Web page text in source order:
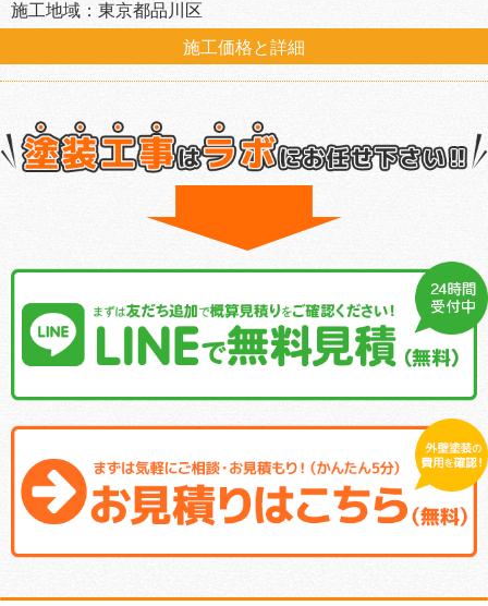
施工地域：東京都品川区
施工価格と詳細